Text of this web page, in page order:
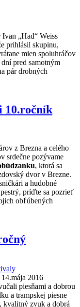
„Had“ Weiss
prihlásil skupinu,
mien spoluhráčov
pred samotným
pár drobných
10.ročník
z Brezna a celého
srdečne pozývame
, ktorá sa
dvor v Brezne.
a hudobné
príďte sa pozrieť
obľúbených
2016
piesňami a dobrou
a trampskej piesne
kvalitný zvuk a dobrá